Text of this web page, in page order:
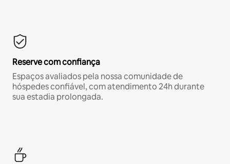
Reserve com confiança
Espaços avaliados pela nossa comunidade de
hóspedes confiável, com atendimento 24h durante
sua estadia prolongada.